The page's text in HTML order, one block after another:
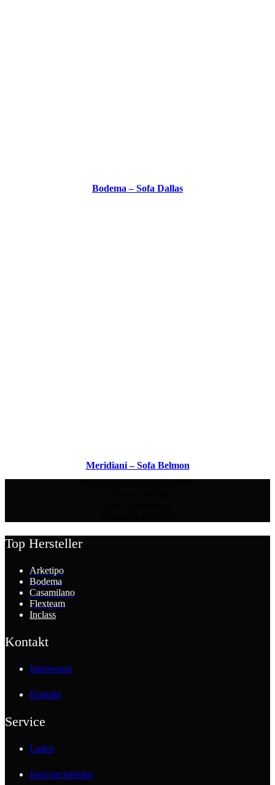
Bodema – Sofa Dallas
Meridiani – Sofa Belmon
Top Hersteller
Arketipo
Bodema
Casamilano
Flexteam
Inclass
Kontakt
Impressum
Kontakt
Service
Laden
Innenarchitektur